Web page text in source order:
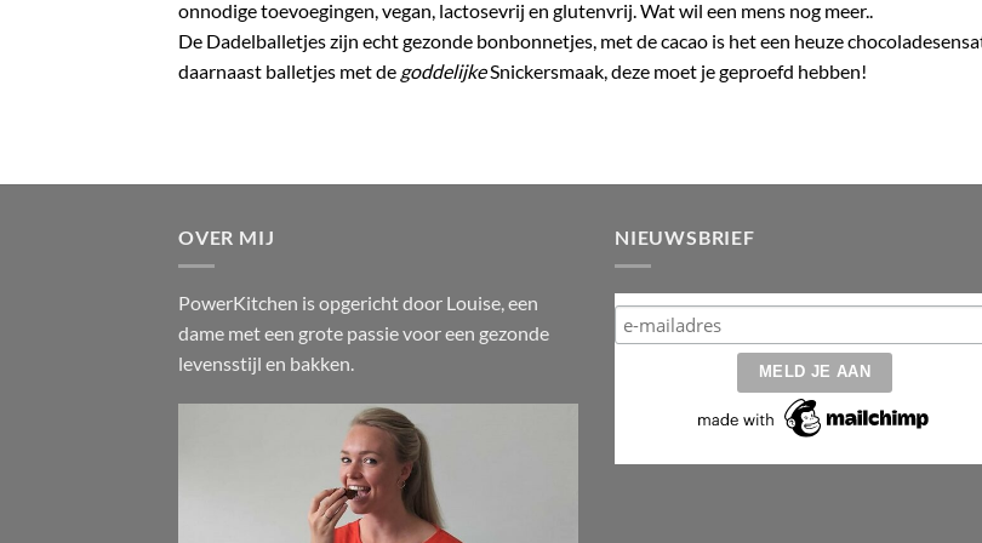
onnodige toevoegingen, vegan, lactosevrij en glutenvrij. Wat wil een mens nog meer..
De Dadelballetjes zijn echt gezonde bonbonnetjes, met de cacao is het een heuze
daarnaast balletjes met de goddelijkeSnickersmaak, deze moet je geproefd hebben!
OVER MIJ
PowerKitchen is opgericht door Louise, een
dame met een grote passie voor een gezonde
levensstijl en bakken.
NIEUWSBRIEF